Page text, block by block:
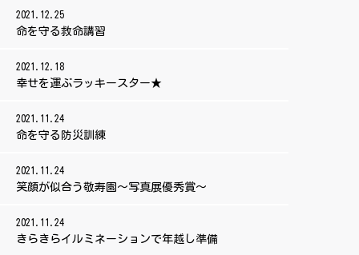
2021.12.25
命を守る救命講習
2021.12.18
幸せを運ぶラッキースター★
2021.11.24
命を守る防災訓練
2021.11.24
笑顔が似合う敬寿園～写真展優秀賞～
2021.11.24
きらきらイルミネーションで年越し準備